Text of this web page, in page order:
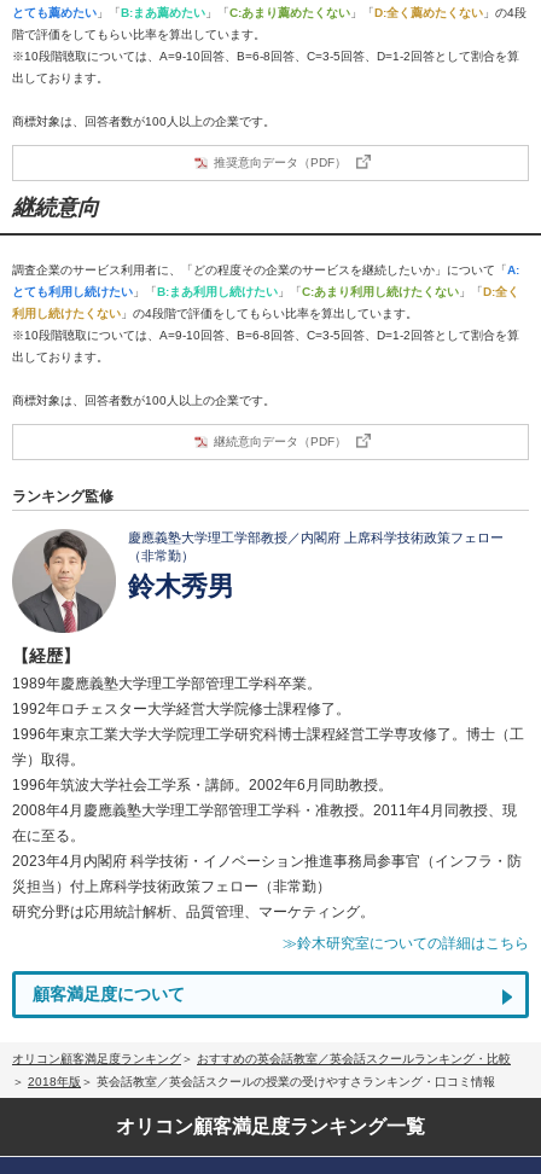
とても薦めたい 」「B:まあ薦めたい 」「C:あまり薦めたくない 」「D:全く薦めたくない 」の4段
階で評価をしてもらい比率を算出しています。
※10段階聴取については、A=9-10回答、B=6-8回答、C=3-5回答、D=1-2回答として割合を算
出しております。
商標対象は、回答者数が100人以上の企業です。
推奨意向データ（PDF）
継続意向
調査企業のサービス利用者に、「どの程度その企業のサービスを継続したいか」について「A:
とても利用し続けたい 」「B:まあ利用し続けたい 」「C:あまり利用し続けたくない 」「D:全く
利用し続けたくない 」の4段階で評価をしてもらい比率を算出しています。
※10段階聴取については、A=9-10回答、B=6-8回答、C=3-5回答、D=1-2回答として割合を算
出しております。
商標対象は、回答者数が100人以上の企業です。
継続意向データ（PDF）
ランキング監修
慶應義塾大学理工学部教授／内閣府 上席科学技術政策フェロー
（非常勤）
鈴木秀男
【経歴】
1989年慶應義塾大学理工学部管理工学科卒業。
1992年ロチェスター大学経営大学院修士課程修了。
1996年東京工業大学大学院理工学研究科博士課程経営工学専攻修了。博士（工
学）取得。
1996年筑波大学社会工学系・講師。2002年6月同助教授。
2008年4月慶應義塾大学理工学部管理工学科・准教授。2011年4月同教授、現
在に至る。
2023年4月内閣府 科学技術・イノベーション推進事務局参事官（インフラ・防
災担当）付上席科学技術政策フェロー（非常勤）
研究分野は応用統計解析、品質管理、マーケティング。
≫鈴木研究室についての詳細はこちら
顧客満足度について
オリコン顧客満足度ランキング
おすすめの英会話教室／英会話スクールランキング・比較
2018年版
英会話教室／英会話スクールの授業の受けやすさランキング・口コミ情報
オリコン顧客満足度ランキング一覧